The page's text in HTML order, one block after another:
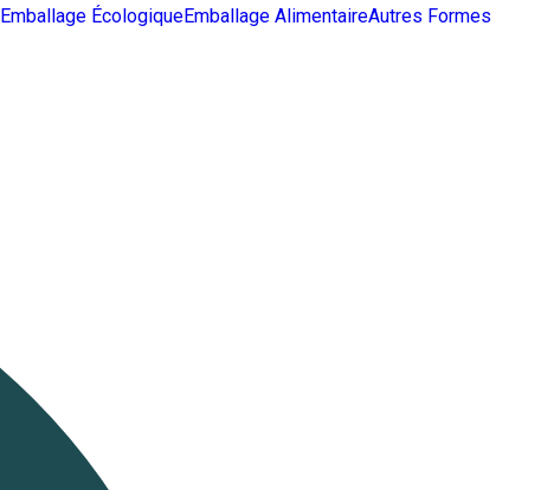
Emballage ÉcologiqueEmballage AlimentaireAutres Formes